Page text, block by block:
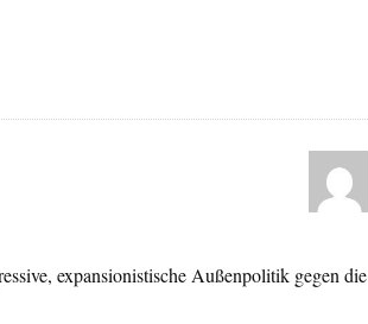
expansionistische Außenpolitik gegen die